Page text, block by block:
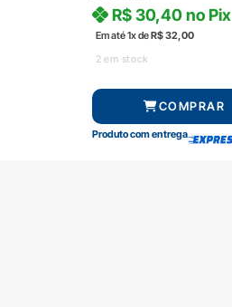
Em até 1x deR$32,00
R$30,40 no Pix
2 em stock
COMPRAR
Produto com entrega